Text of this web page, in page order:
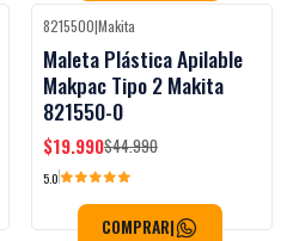
-56%OFF
8215500|Makita
Maleta Plástica Apilable
Makpac Tipo 2 Makita
821550-0
$19.990$44.990
5.0
COMPRAR|